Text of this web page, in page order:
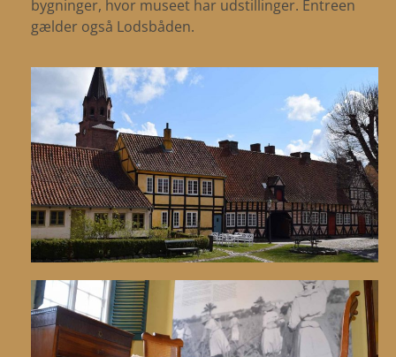
bygninger, hvor museet har udstillinger. Entreen
gælder også Lodsbåden.